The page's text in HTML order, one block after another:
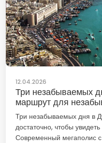
12.04.2026
Три незабываемых
маршрут для
Три незабываемых дня в
достаточно, чтобы
Современный мегаполис